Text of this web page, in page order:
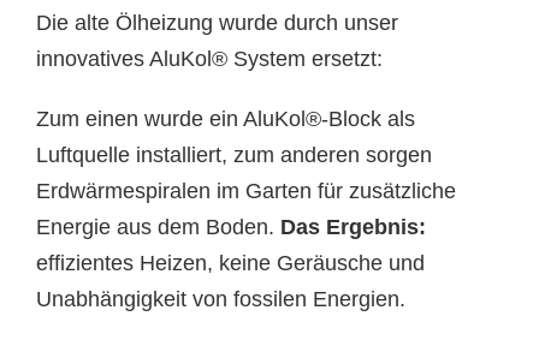
Die alte Ölheizung wurde durch unser
innovatives AluKol® System ersetzt:
Zum einen wurde ein AluKol®-Block als
Luftquelle installiert, zum anderen sorgen
Erdwärmespiralen im Garten für zusätzliche
Energie aus dem Boden. Das Ergebnis:
effizientes Heizen, keine Geräusche und
Unabhängigkeit von fossilen Energien.